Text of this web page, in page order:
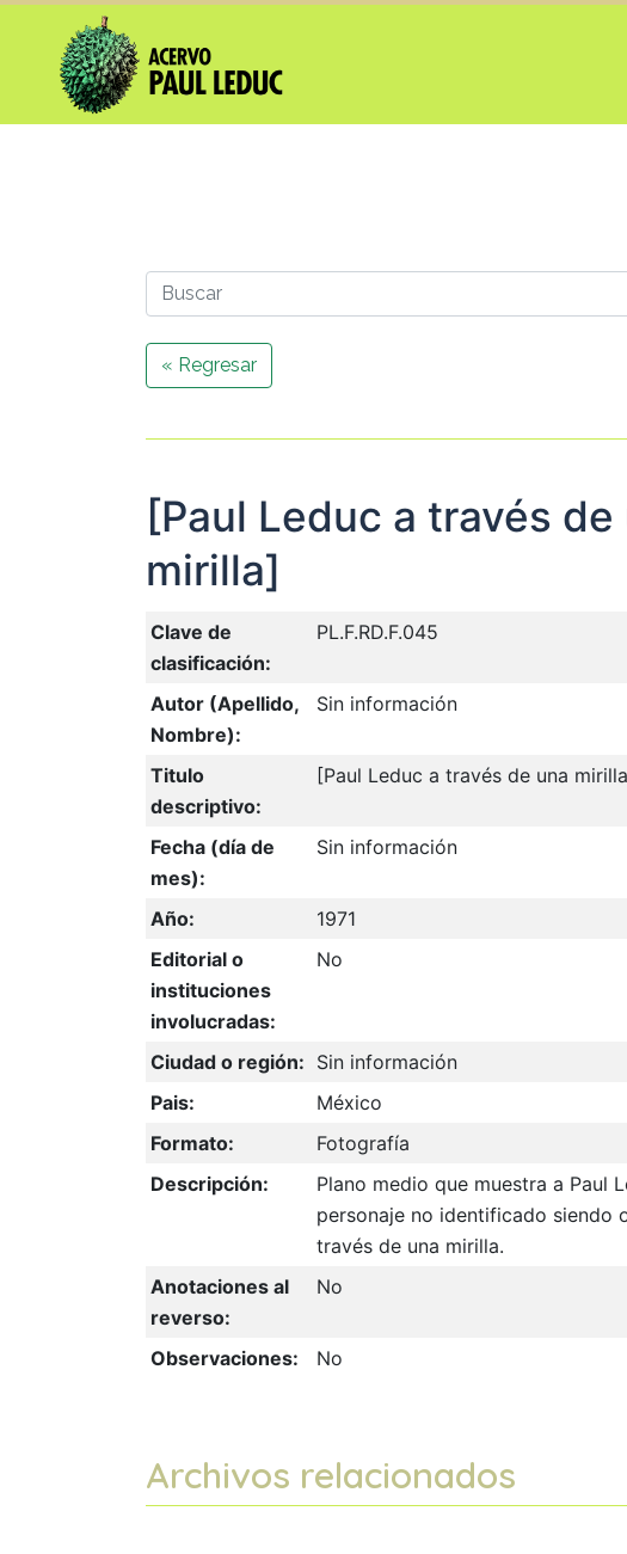
« Regresar
[Paul Leduc a través de
mirilla]
Clave de
clasificación:
PL.F.RD.F.045
Autor (Apellido,
Nombre):
Sin información
Titulo
descriptivo:
[Paul Leduc a través de una
Fecha (día de
mes):
Sin información
Año:
1971
Editorial o
instituciones
involucradas:
No
Ciudad o región: Sin información
Pais:
México
Formato:
Fotografía
Descripción:
Plano medio que muestra a Paul
personaje no identificado siendo
través de una mirilla.
Anotaciones al
reverso:
No
Observaciones: No
Archivos relacionados